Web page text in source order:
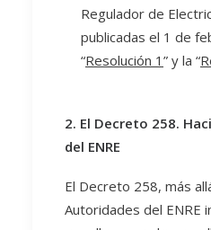
Regulador de
publicadas el 1 de
“Resolución 1 ” y la “
2. El Decreto 258.
del ENRE
El Decreto 258, más
Autoridades del ENRE